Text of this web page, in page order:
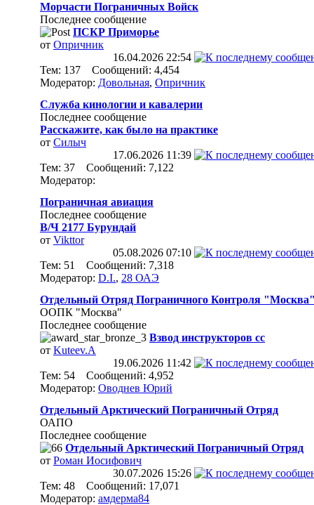
Морчасти Пограничных Войск
Последнее сообщение
ПСКР Приморье
от Опричник
16.04.2026 22:54
Тем: 137 Сообщений: 4,454
Модератор: Довольная, Опричник
Служба кинологии и кавалерии
Последнее сообщение
Расскажите, как было на практике
от Силыч
17.06.2026 11:39
Тем: 37 Сообщений: 7,122
Модератор:
Пограничная авиация
Последнее сообщение
В/Ч 2177 Бурундай
от Vikttor
05.08.2026 07:10
Тем: 51 Сообщений: 7,318
Модератор: D.I., 28 ОАЭ
Отдельный Отряд Пограничного Контроля
ООПК "Москва"
Последнее сообщение
Взвод инструкторов сс
от Kuteev.A
19.06.2026 11:42
Тем: 54 Сообщений: 4,952
Модератор: Оводнев Юрий
Отдельный Арктический Пограничный Отряд
ОАПО
Последнее сообщение
Отдельный Арктический Пограничный Отряд
от Роман Иосифович
30.07.2026 15:26
Тем: 48 Сообщений: 17,071
Модератор: амдерма84